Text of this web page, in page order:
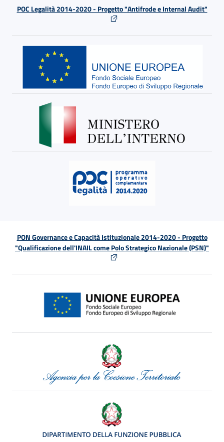
POC Legalità 2014-2020 - Progetto "Antifrode e Internal Audit"
PON Governance e Capacità Istituzionale 2014-2020 - Progetto
"Qualificazione dell'INAIL come Polo Strategico Nazionale (PSN)"